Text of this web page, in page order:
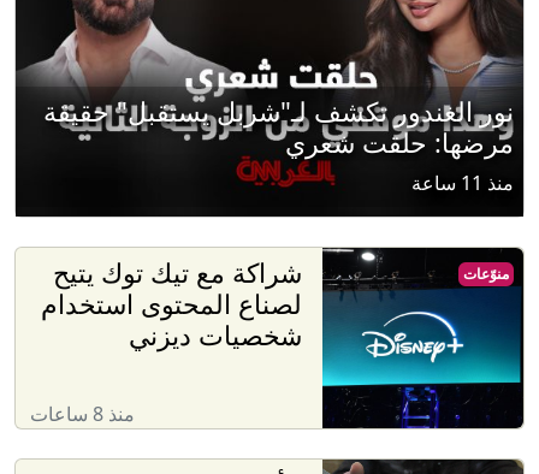
نور الغندور تكشف لـ"شربل يستقبل" حقيقة
مرضها: حلقت شعري
منذ 11 ساعة
شراكة مع تيك توك يتيح
لصناع المحتوى استخدام
شخصيات ديزني
منذ 8 ساعات
منوّعات